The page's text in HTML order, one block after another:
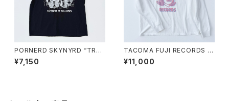
PORNERD SKYNYRD “TRO
OPERS OF BOLLOCKS” Tシ
ャツ
¥7,150
TACOMA FUJI RECORDS L
OGO LS ’25 ロングスリーブシ
ャツ
¥11,000